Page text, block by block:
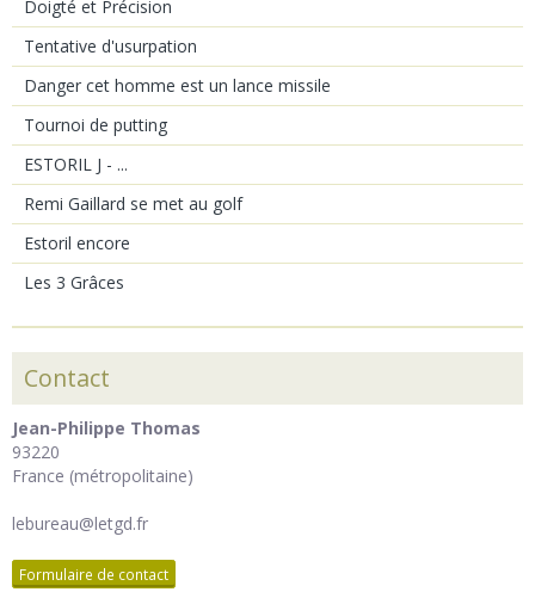
Doigté et Précision
Tentative d'usurpation
Danger cet homme est un lance missile
Tournoi de putting
ESTORIL J - ...
Remi Gaillard se met au golf
Estoril encore
Les 3 Grâces
Contact
Jean-Philippe Thomas
93220
France (métropolitaine)
lebureau@letgd.fr
Formulaire de contact